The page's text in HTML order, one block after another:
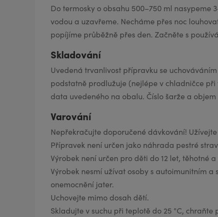
Do termosky o obsahu 500–750 ml nasypeme
vodou a uzavřeme. Necháme přes noc
popíjíme průběžně přes den. Začněte s
Skladování
Uvedená trvanlivost přípravku se
podstatně prodlužuje (nejlépe v chladničce při
data uvedeného na obalu. Číslo šarže a
Varování
Nepřekračujte doporučené dávkování!
Přípravek není určen jako náhrada pestré
Výrobek není určen pro děti do 12 let, těhotné a
Výrobek nesmí užívat osoby s autoimunitním a
onemocnění jater.
Uchovejte mimo dosah dětí.
Skladujte v suchu při teplotě do 25 °C,